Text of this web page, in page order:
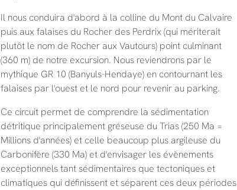
Il nous conduira d'abord à la colline du Mont du Calvaire
puis aux falaises du Rocher des Perdrix (qui mériterait
plutôt le nom de Rocher aux Vautours) point culminant
(360 m) de notre excursion. Nous reviendrons par le
mythique GR 10 (Banyuls-Hendaye) en contournant les
falaises par l'ouest et le nord pour revenir au parking.
Ce circuit permet de comprendre la sédimentation
détritique principalement gréseuse du Trias (250 Ma =
Millions d'années) et celle beaucoup plus argileuse du
Carbonifère (330 Ma) et d'envisager les évènements
exceptionnels tant sédimentaires que tectoniques et
climatiques qui définissent et séparent ces deux périodes